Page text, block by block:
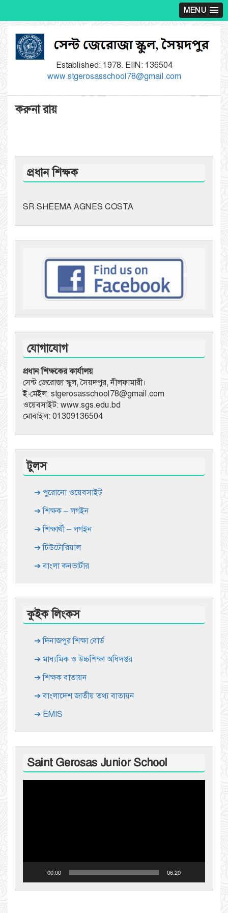
MENU
Established: 1978. EIIN: 136504
www.stgerosasschool78@gmail.com
করুনা রায়
প্রধান শিক্ষক
SR.SHEEMA AGNES COSTA
যোগাযোগ
প্রধান শিক্ষকের কার্যালয়
সেন্ট জেরোজা স্কুল, সৈয়দপুর, নীলফামারী।
ই-মেইল: stgerosasschool78@gmail.com
ওয়েবসাইট: www.sgs.edu.bd
মোবাইল: 01309136504
টুলস
➔ পুরোনো ওয়েবসাইট
➔ শিক্ষক – লগইন
➔ শিক্ষার্থী – লগইন
➔ টিউটোরিয়াল
➔ বাংলা কনভার্টার
কুইক লিংকস
➔ দিনাজপুর শিক্ষা বোর্ড
➔ মাধ্যমিক ও উচ্চশিক্ষা অধিদপ্তর
➔ শিক্ষক বাতায়ন
➔ বাংলাদেশ জাতীয় তথ্য বাতায়ন
➔ EMIS
Saint Gerosas Junior School
00:00 06:20